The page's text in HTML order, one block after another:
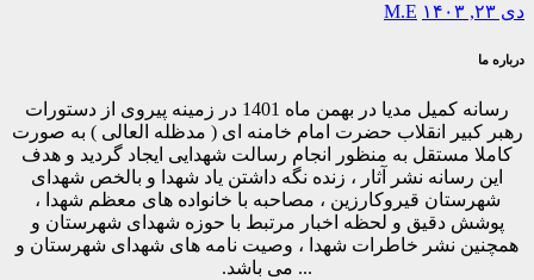
دی ۲۳, ۱۴۰۳ M.E
درباره ما
رسانه کمیل مدیا در بهمن ماه 1401 در زمینه پیروی از دستورات
رهبر کبیر انقلاب حضرت امام خامنه ای ( مدظله العالی ) به صورت
کاملا مستقل به منظور انجام رسالت شهدایی ایجاد گردید و هدف
این رسانه نشر آثار ، زنده نگه داشتن یاد شهدا و بالخص شهدای
شهرستان قیروکارزین ، مصاحبه با خانواده های معظم شهدا ،
پوشش دقیق و لحظه اخبار مرتبط با حوزه شهدای شهرستان و
همچنین نشر خاطرات شهدا ، وصیت نامه های شهدای شهرستان و
... می باشد.